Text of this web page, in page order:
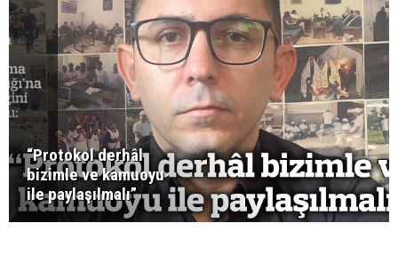
“Protokol derhâl
bizimle ve kamuoyu
ile paylaşılmalı”